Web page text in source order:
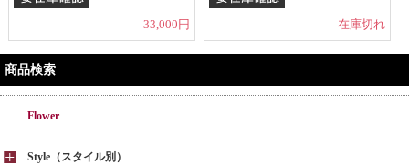
33,000円 在庫切れ
商品検索
Flower
Style（スタイル別）